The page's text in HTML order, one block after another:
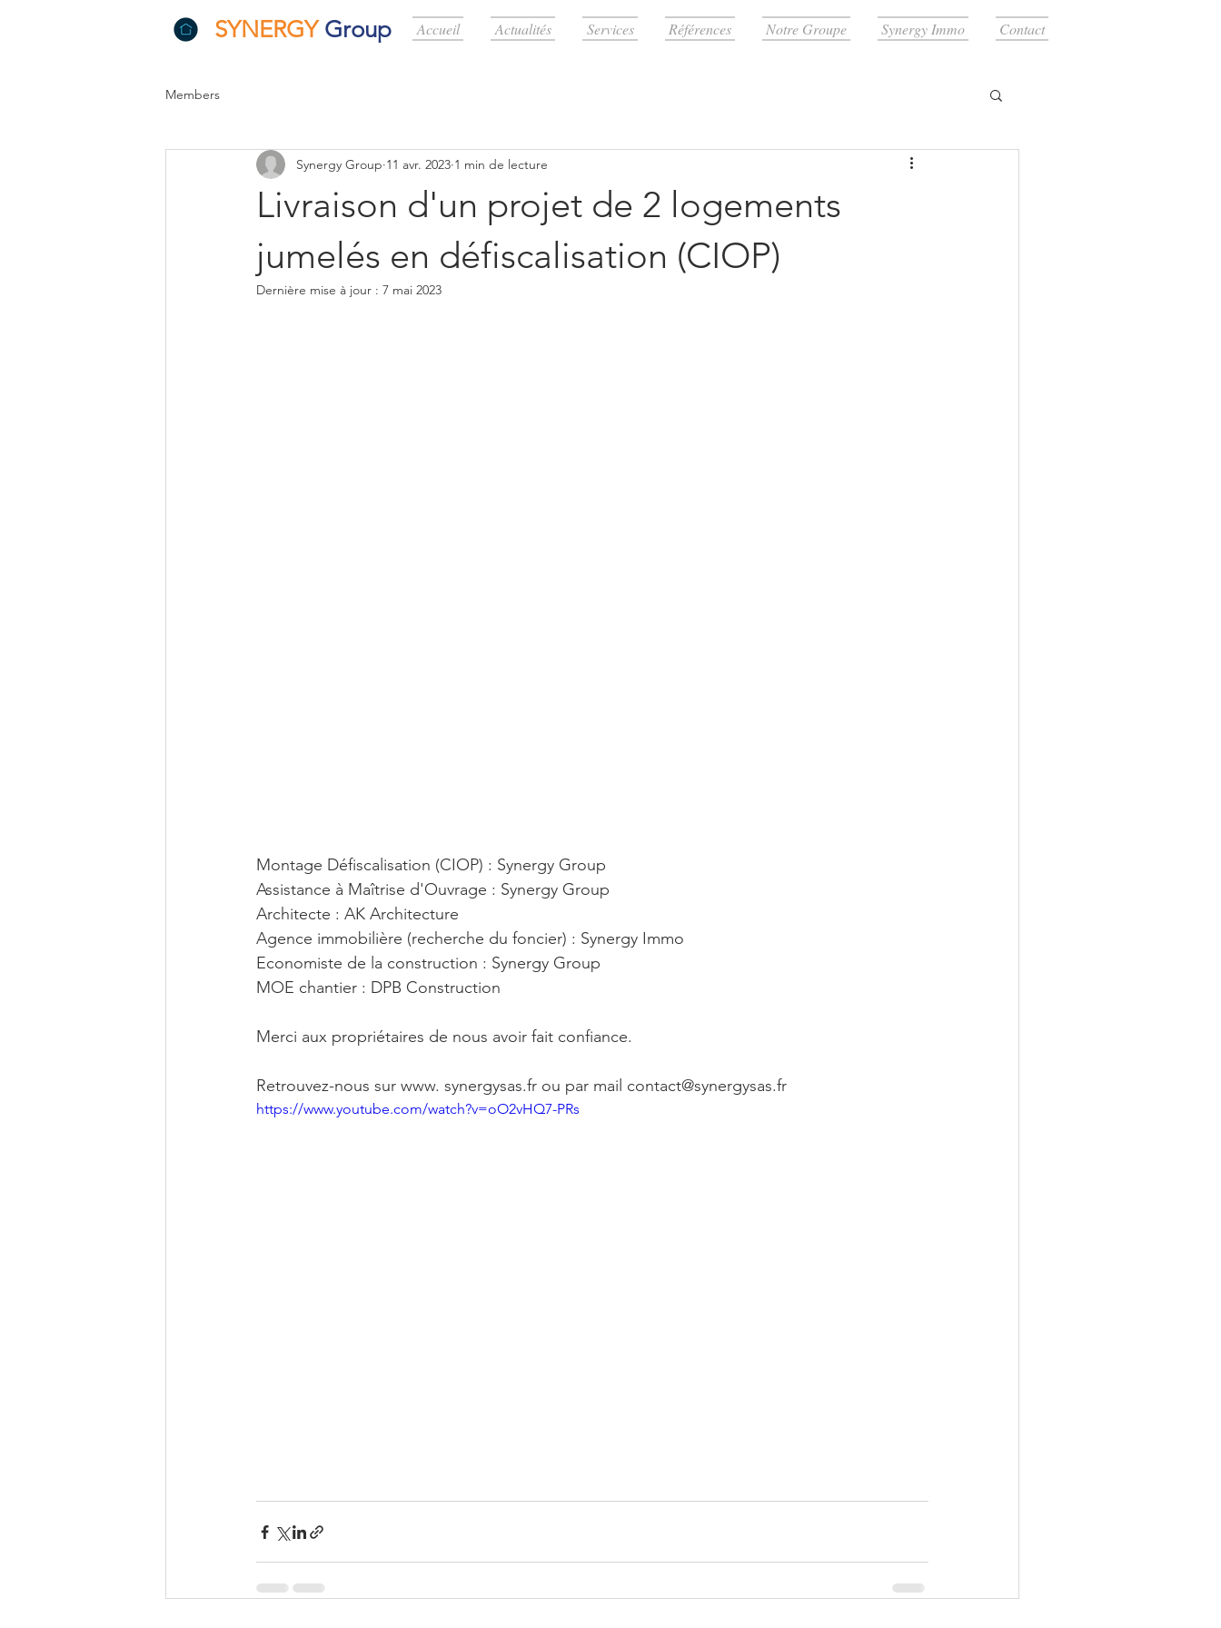
SYNERGY Group Accueil Actualités Services Références Notre Groupe Synergy Immo Contact
Members
Livraison d'un projet de 2 logements
jumelés en défiscalisation (CIOP)
Synergy Group 11 avr. 2023 1 min de lecture
Dernière mise à jour : 7 mai 2023
Montage Défiscalisation (CIOP) : Synergy Group
Assistance à Maîtrise d'Ouvrage : Synergy Group
Architecte : AK Architecture
Agence immobilière (recherche du foncier) : Synergy Immo
Economiste de la construction : Synergy Group
MOE chantier : DPB Construction
Merci aux propriétaires de nous avoir fait confiance.
Retrouvez-nous sur www. synergysas.fr ou par mail contact@synergysas.fr
https://www.youtube.com/watch?v=oO2vHQ7-PRs